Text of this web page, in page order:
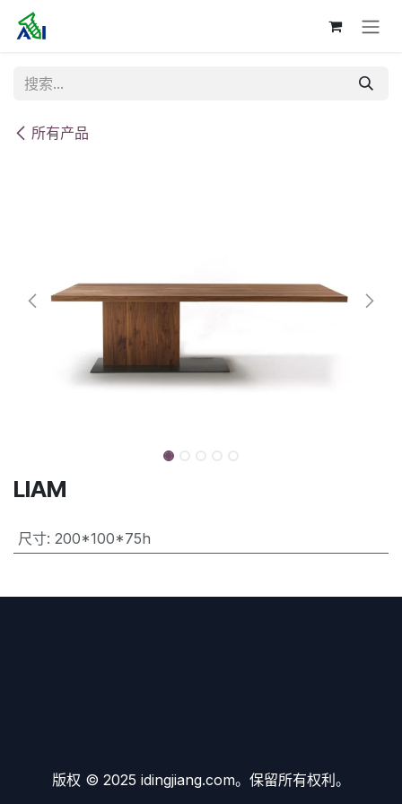
跳至内容
所有产品
LIAM
尺寸: 200*100*75h
版权 © 2025 idingjiang.com。保留所有权利。